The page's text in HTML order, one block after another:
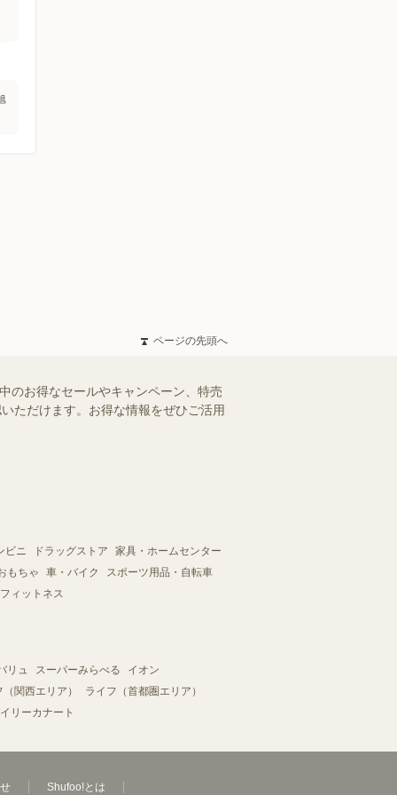
ページの先頭へ
のお得なセールやキャンペーン、特売
ただけます。お得な情報をぜひご活用
ビニ ドラッグストア
家具・ホームセンター
もちゃ 車・バイク
スポーツ用品・自転車
ィットネス
リュ スーパーみらべる
イオン
関西エリア）
ライフ（首都圏エリア）
リーカナート
Shufoo!とは